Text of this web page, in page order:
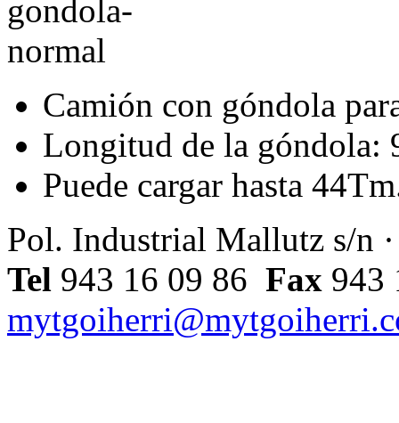
Camión con góndola
Longitud de la góndola:
Puede cargar hasta
Pol. Industrial Mallutz s/n
Tel 943 16 09 86 Fax 943